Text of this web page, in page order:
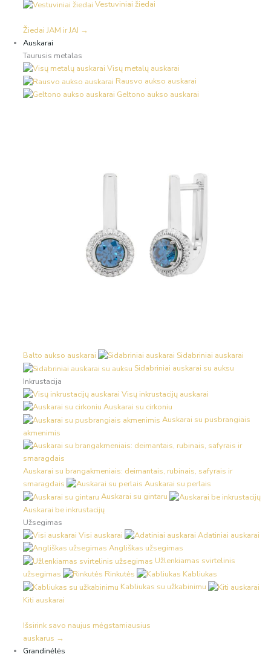
Vestuviniai žiedai
Žiedai JAM ir JAI →
Auskarai
Taurusis metalas
Visų metalų auskarai
Rausvo aukso auskarai
Geltono aukso auskarai
Balto aukso auskarai
Sidabriniai auskarai
Sidabriniai auskarai su auksu
Inkrustacija
Visų inkrustacijų auskarai
Auskarai su cirkoniu
Auskarai su pusbrangiais
akmenimis
Auskarai su brangakmeniais: deimantais, rubinais, safyrais ir
smaragdais
Auskarai su perlais
Auskarai su gintaru
Auskarai be inkrustacijų
Užsegimas
Visi auskarai
Adatiniai auskarai
Angliškas užsegimas
Užlenkiamas svirtelinis
užsegimas
Rinkutės
Kabliukas
Kabliukas su užkabinimu
Kiti auskarai
Išsirink savo naujus mėgstamiausius
auskarus →
Grandinėlės